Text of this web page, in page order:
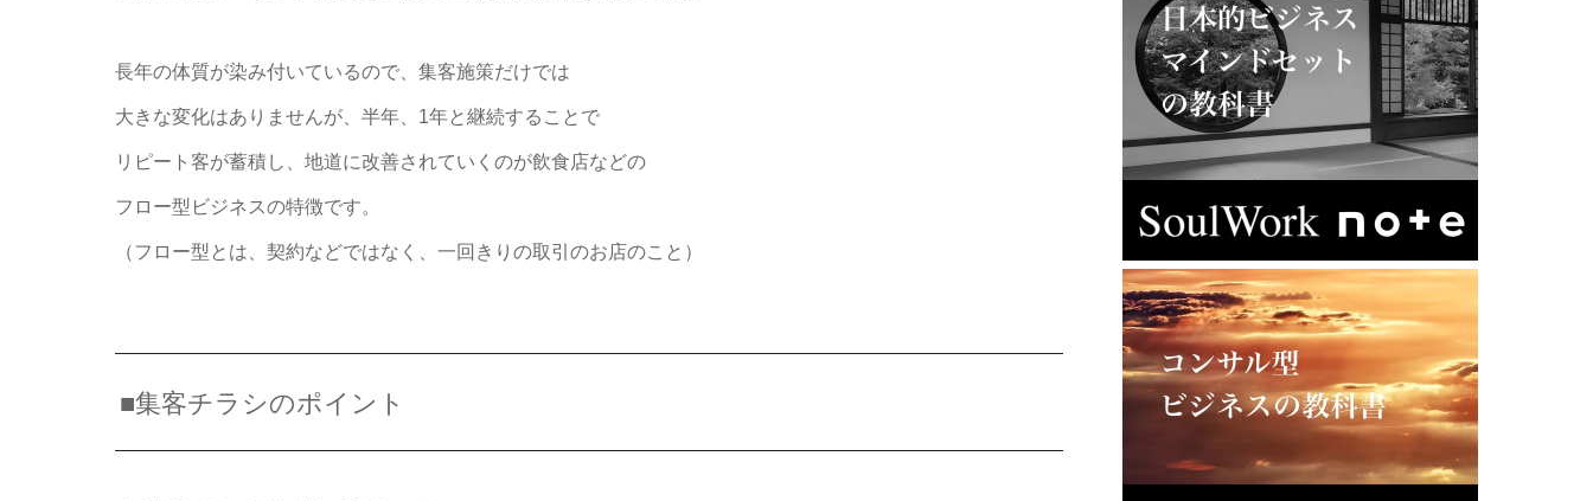
長年の体質が染み付いているので、集客施策だけでは
大きな変化はありませんが、半年、1年と継続することで
リピート客が蓄積し、地道に改善されていくのが飲食店などの
フロー型ビジネスの特徴です。
（フロー型とは、契約などではなく、一回きりの取引のお店のこと）
■集客チラシのポイント